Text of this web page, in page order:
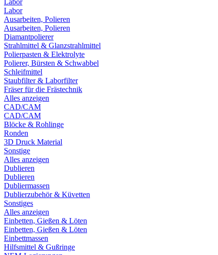
Labor
Labor
Ausarbeiten, Polieren
Ausarbeiten, Polieren
Diamantpolierer
Strahlmittel & Glanzstrahlmittel
Polierpasten & Elektrolyte
Polierer, Bürsten & Schwabbel
Schleifmittel
Staubfilter & Laborfilter
Fräser für die Frästechnik
Alles anzeigen
CAD/CAM
CAD/CAM
Blöcke & Rohlinge
Ronden
3D Druck Material
Sonstige
Alles anzeigen
Dublieren
Dublieren
Dubliermassen
Dublierzubehör & Küvetten
Sonstiges
Alles anzeigen
Einbetten, Gießen & Löten
Einbetten, Gießen & Löten
Einbettmassen
Hilfsmittel & Gußringe